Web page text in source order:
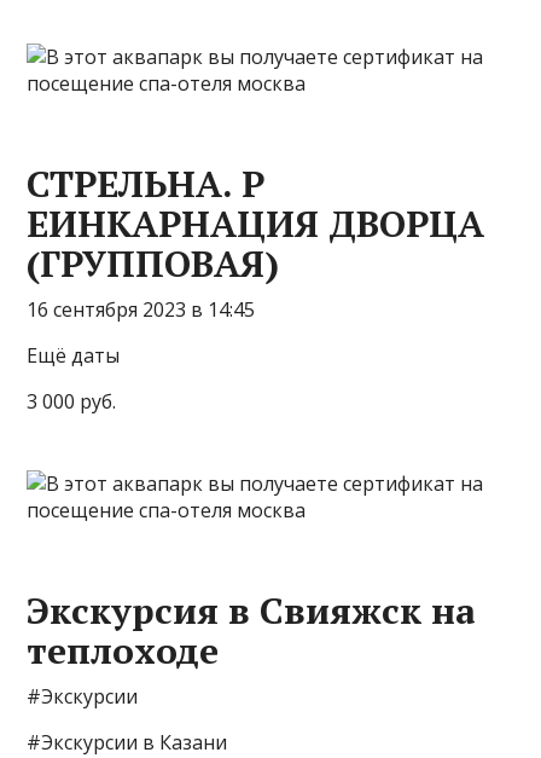
СТРЕЛЬНА. Р
ЕИНКАРНАЦИЯ ДВОРЦА
(ГРУППОВАЯ)
16 сентября 2023 в 14:45
Ещё даты
3 000 руб.
Экскурсия в Свияжск на
теплоходе
#Экскурсии
#Экскурсии в Казани